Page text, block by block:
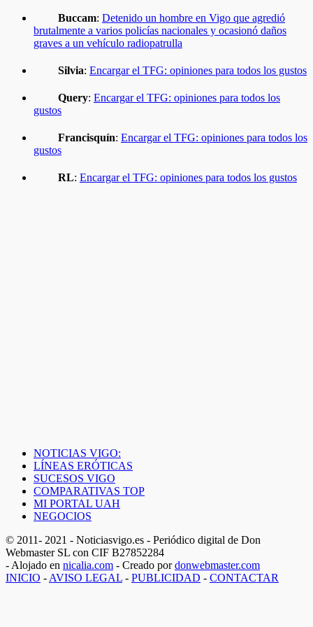
Buccam: Detenido un hombre en Vigo que agredió
brutalmente a varios policías nacionales y ocasionó daños
graves a un vehículo radiopatrulla
Silvia: Encargar el TFG: opiniones para todos los gustos
Query: Encargar el TFG: opiniones para todos los
gustos
Francisquín: Encargar el TFG: opiniones para todos los
gustos
RL: Encargar el TFG: opiniones para todos los gustos
NOTICIAS VIGO:
LÍNEAS ERÓTICAS
SUCESOS VIGO
COMPARATIVAS TOP
MI PORTAL UAH
NEGOCIOS
© 2011- 2021 - Noticiasvigo.es - Periódico digital de Don
Webmaster SL con CIF B27852284
- Alojado en nicalia.com - Creado pordonwebmaster.com
INICIO - AVISO LEGAL - PUBLICIDAD - CONTACTAR